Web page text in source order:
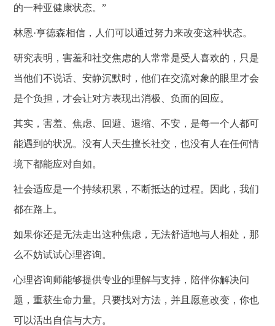
的一种亚健康状态。”
林恩·亨德森相信，人们可以通过努力来改变这种状态。
研究表明，害羞和社交焦虑的人常常是受人喜欢的，只是
当他们不说话、安静沉默时，他们在交流对象的眼里才会
是个负担，才会让对方表现出消极、负面的回应。
其实，害羞、焦虑、回避、退缩、不安，是每一个人都可
能遇到的状况。没有人天生擅长社交，也没有人在任何情
境下都能应对自如。
社会适应是一个持续积累，不断抵达的过程。因此，我们
都在路上。
如果你还是无法走出这种焦虑，无法舒适地与人相处，那
么不妨试试心理咨询。
心理咨询师能够提供专业的理解与支持，陪伴你解决问
题，重获生命力量。只要找对方法，并且愿意改变，你也
可以活出自信与大方。